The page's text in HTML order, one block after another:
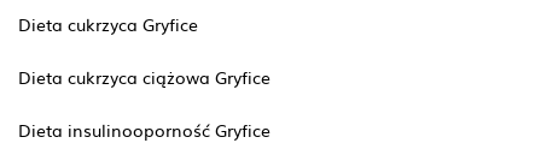
Dieta cukrzyca Gryfice
Dieta cukrzyca ciążowa Gryfice
Dieta insulinooporność Gryfice